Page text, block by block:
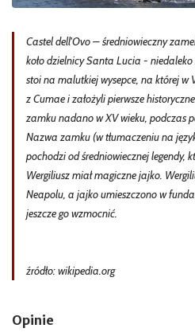
Castel dell'Ovo – średniowieczny
koło dzielnicy Santa Lucia - niedaleko
stoi na malutkiej wysepce, na której w
z Cumae i założyli pierwsze
zamku nadano w XV wieku, podczas
Nazwa zamku (w tłumaczeniu na
pochodzi od średniowiecznej legendy,
Wergiliusz miał magiczne jajko.
Neapolu, a jajko umieszczono w
jeszcze go wzmocnić.
źródło: wikipedia.org
Opinie